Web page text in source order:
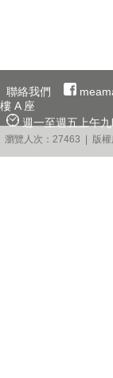
聯絡我們
樓 A 座
週一至週五上午
瀏覽人次：27463 | 版